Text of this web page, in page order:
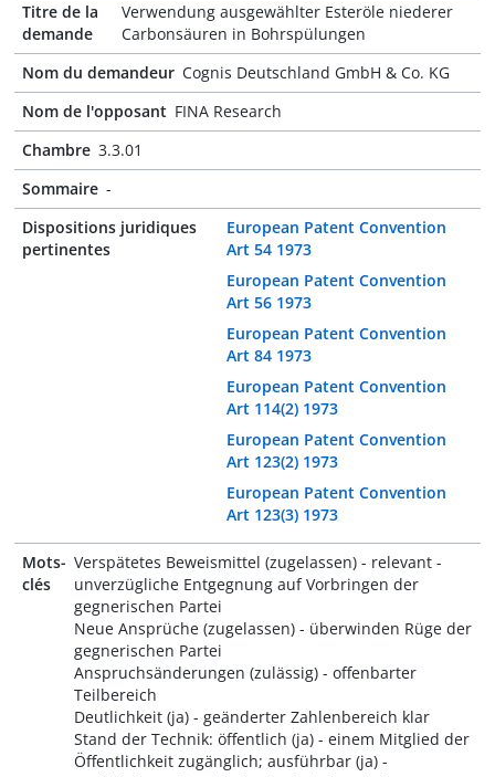
Titre de la
demande
Verwendung ausgewählter Esteröle niederer
Carbonsäuren in Bohrspülungen
Nom du demandeur Cognis Deutschland GmbH & Co. KG
Nom de l'opposant FINA Research
Chambre 3.3.01
Sommaire -
Dispositions juridiques
pertinentes
European Patent Convention
Art 54 1973
European Patent Convention
Art 56 1973
European Patent Convention
Art 84 1973
European Patent Convention
Art 114(2) 1973
European Patent Convention
Art 123(2) 1973
European Patent Convention
Art 123(3) 1973
Mots-
clés
Verspätetes Beweismittel (zugelassen) - relevant -
unverzügliche Entgegnung auf Vorbringen der
gegnerischen Partei
Neue Ansprüche (zugelassen) - überwinden Rüge der
gegnerischen Partei
Anspruchsänderungen (zulässig) - offenbarter
Teilbereich
Deutlichkeit (ja) - geänderter Zahlenbereich klar
Stand der Technik: öffentlich (ja) - einem Mitglied der
Öffentlichkeit zugänglich; ausführbar (ja) -